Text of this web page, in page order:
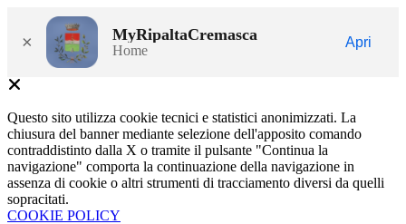
× MyRipaltaCremasca
Home
Apri
Questo sito utilizza cookie tecnici e statistici anonimizzati. La
chiusura del banner mediante selezione dell'apposito comando
contraddistinto dalla X o tramite il pulsante "Continua la
navigazione" comporta la continuazione della navigazione in
assenza di cookie o altri strumenti di tracciamento diversi da quelli
sopracitati.
COOKIE POLICY